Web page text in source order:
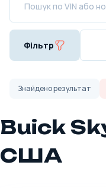
Фільтр
Знайденорезультат
Buick
США